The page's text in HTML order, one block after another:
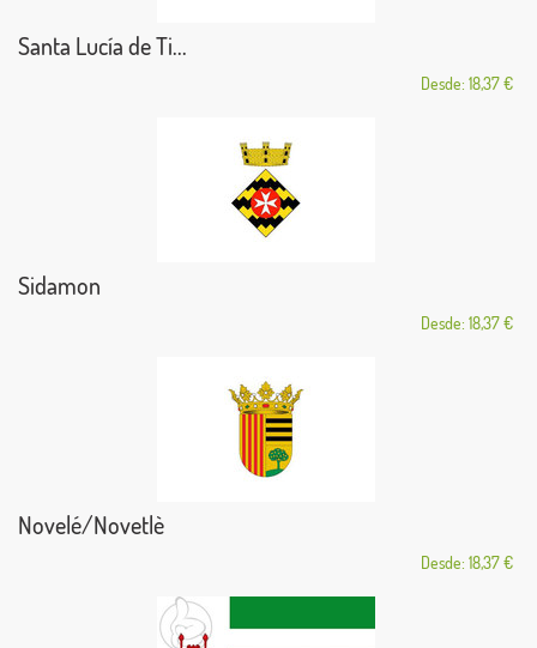
Santa Lucía de Ti...
Desde: 18,37 €
Sidamon
Desde: 18,37 €
Novelé/Novetlè
Desde: 18,37 €